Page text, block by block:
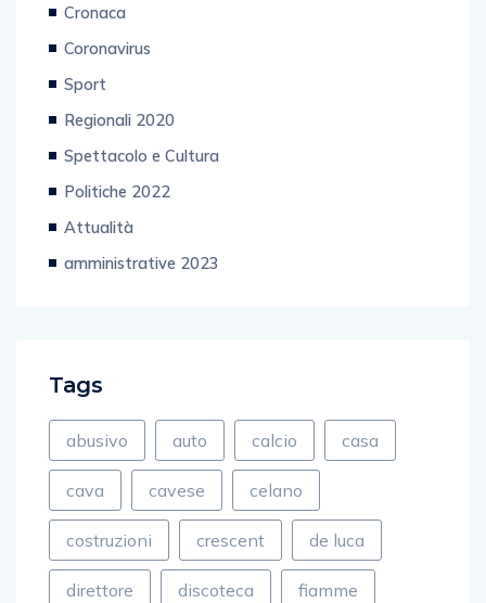
Cronaca
Coronavirus
Sport
Regionali 2020
Spettacolo e Cultura
Politiche 2022
Attualità
amministrative 2023
Tags
abusivo auto calcio casa
cava cavese celano
costruzioni crescent de luca
direttore discoteca fiamme